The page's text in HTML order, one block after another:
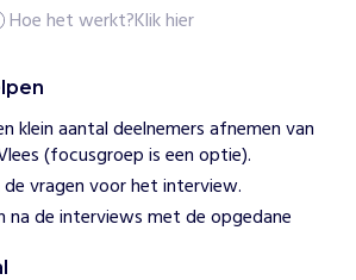
Hoe het werkt?Klik hier
klein aantal deelnemers afnemen van
(focusgroep is een optie).
vragen voor het interview.
na de interviews met de opgedane